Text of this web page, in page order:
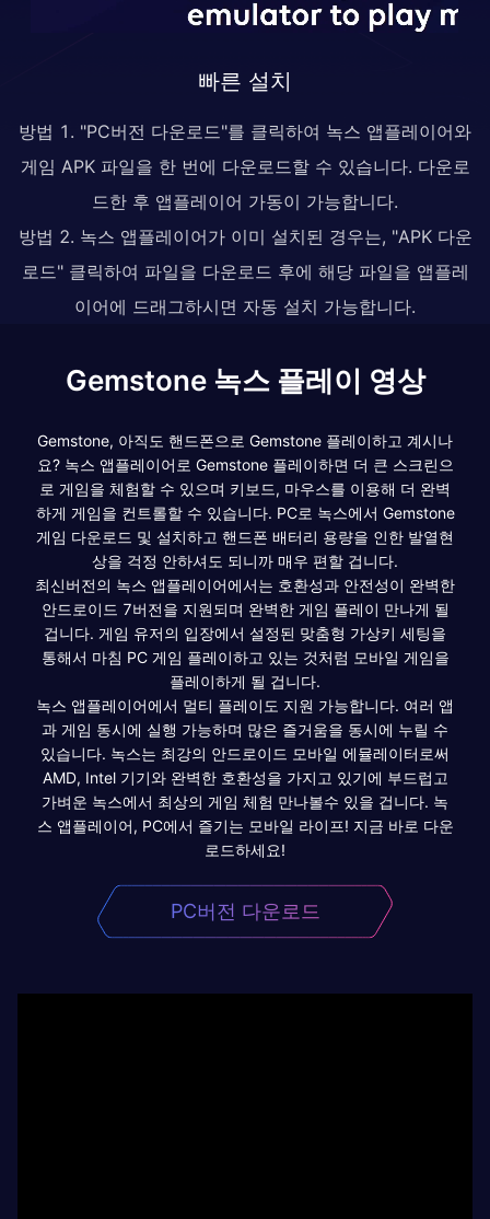
빠른 설치
방법 1. "PC버전 다운로드"를 클릭하여 녹스 앱플레이어와
게임 APK 파일을 한 번에 다운로드할 수 있습니다. 다운로
드한 후 앱플레이어 가동이 가능합니다.
방법 2. 녹스 앱플레이어가 이미 설치된 경우는, "APK 다운
로드" 클릭하여 파일을 다운로드 후에 해당 파일을 앱플레
이어에 드래그하시면 자동 설치 가능합니다.
Gemstone 녹스 플레이 영상
Gemstone, 아직도 핸드폰으로 Gemstone 플레이하고 계시나
요? 녹스 앱플레이어로 Gemstone 플레이하면 더 큰 스크린으
로 게임을 체험할 수 있으며 키보드, 마우스를 이용해 더 완벽
하게 게임을 컨트롤할 수 있습니다. PC로 녹스에서 Gemstone
게임 다운로드 및 설치하고 핸드폰 배터리 용량을 인한 발열현
상을 걱정 안하셔도 되니까 매우 편할 겁니다.
최신버전의 녹스 앱플레이어에서는 호환성과 안전성이 완벽한
안드로이드 7버전을 지원되며 완벽한 게임 플레이 만나게 될
겁니다. 게임 유저의 입장에서 설정된 맞춤형 가상키 세팅을
통해서 마침 PC 게임 플레이하고 있는 것처럼 모바일 게임을
플레이하게 될 겁니다.
녹스 앱플레이어에서 멀티 플레이도 지원 가능합니다. 여러 앱
과 게임 동시에 실행 가능하며 많은 즐거움을 동시에 누릴 수
있습니다. 녹스는 최강의 안드로이드 모바일 에뮬레이터로써
AMD, Intel 기기와 완벽한 호환성을 가지고 있기에 부드럽고
가벼운 녹스에서 최상의 게임 체험 만나볼수 있을 겁니다. 녹
스 앱플레이어, PC에서 즐기는 모바일 라이프! 지금 바로 다운
로드하세요!
PC버전 다운로드